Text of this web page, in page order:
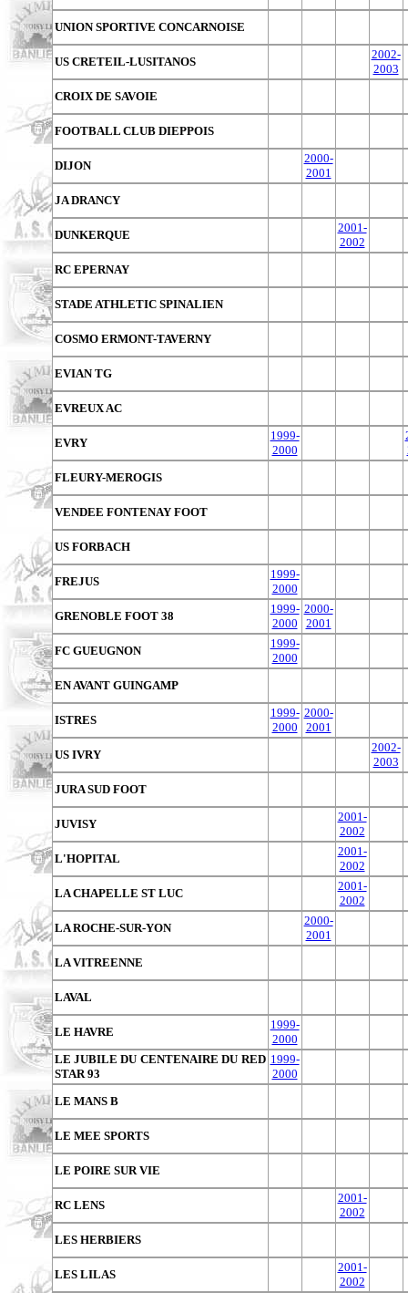
UNION SPORTIVE CONCARNOISE
US CRETEIL-LUSITANOS
2002-
2003
CROIX DE SAVOIE
FOOTBALL CLUB DIEPPOIS
DIJON
2000-
2001
JA DRANCY
DUNKERQUE
2001-
2002
RC EPERNAY
STADE ATHLETIC SPINALIEN
COSMO ERMONT-TAVERNY
EVIAN TG
EVREUX AC
EVRY
1999-
2000
FLEURY-MEROGIS
VENDEE FONTENAY FOOT
US FORBACH
FREJUS
1999-
2000
GRENOBLE FOOT 38
1999-
2000
2000-
2001
FC GUEUGNON
1999-
2000
EN AVANT GUINGAMP
ISTRES
1999-
2000
2000-
2001
US IVRY
2002-
2003
JURA SUD FOOT
JUVISY
2001-
2002
L'HOPITAL
2001-
2002
LA CHAPELLE ST LUC
2001-
2002
LA ROCHE-SUR-YON
2000-
2001
LA VITREENNE
LAVAL
LE HAVRE
1999-
2000
LE JUBILE DU CENTENAIRE DU RED
STAR 93
1999-
2000
LE MANS B
LE MEE SPORTS
LE POIRE SUR VIE
RC LENS
2001-
2002
LES HERBIERS
LES LILAS
2001-
2002